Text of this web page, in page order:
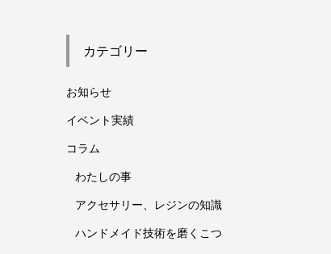
カテゴリー
お知らせ
イベント実績
コラム
わたしの事
アクセサリー、レジンの知識
ハンドメイド技術を磨くこつ